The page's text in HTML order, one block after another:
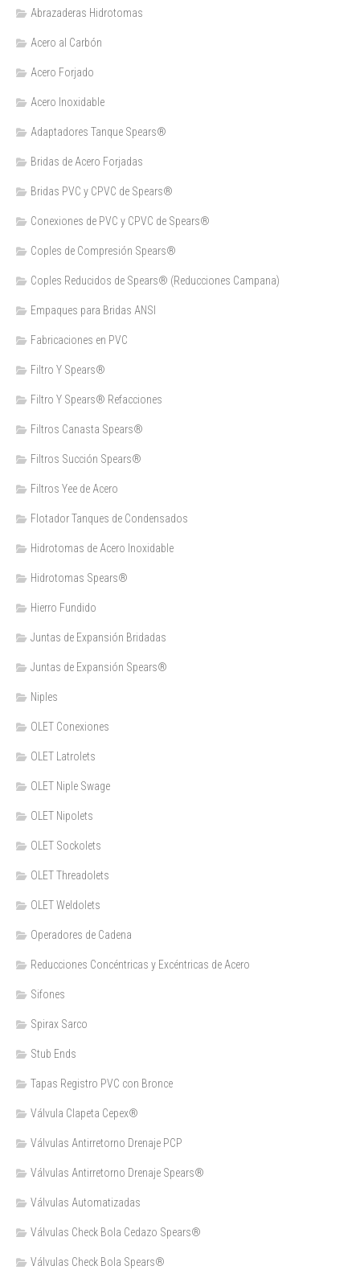
Abrazaderas Hidrotomas
Acero al Carbón
Acero Forjado
Acero Inoxidable
Adaptadores Tanque Spears®
Bridas de Acero Forjadas
Bridas PVC y CPVC de Spears®
Conexiones de PVC y CPVC de Spears®
Coples de Compresión Spears®
Coples Reducidos de Spears® (Reducciones Campana)
Empaques para Bridas ANSI
Fabricaciones en PVC
Filtro Y Spears®
Filtro Y Spears® Refacciones
Filtros Canasta Spears®
Filtros Succión Spears®
Filtros Yee de Acero
Flotador Tanques de Condensados
Hidrotomas de Acero Inoxidable
Hidrotomas Spears®
Hierro Fundido
Juntas de Expansión Bridadas
Juntas de Expansión Spears®
Niples
OLET Conexiones
OLET Latrolets
OLET Niple Swage
OLET Nipolets
OLET Sockolets
OLET Threadolets
OLET Weldolets
Operadores de Cadena
Reducciones Concéntricas y Excéntricas de Acero
Sifones
Spirax Sarco
Stub Ends
Tapas Registro PVC con Bronce
Válvula Clapeta Cepex®
Válvulas Antirretorno Drenaje PCP
Válvulas Antirretorno Drenaje Spears®
Válvulas Automatizadas
Válvulas Check Bola Cedazo Spears®
Válvulas Check Bola Spears®